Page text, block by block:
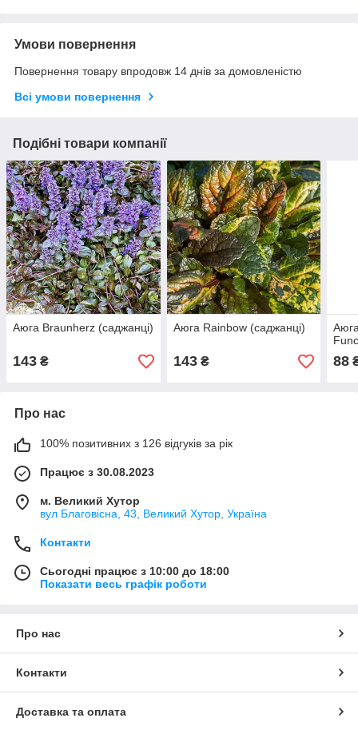
Умови повернення
Повернення товару впродовж 14 днів за домовленістю
Всі умови повернення
Подібні товари компанії
Аюга Braunherz (саджанці)
143 ₴
Аюга Rainbow (саджанці)
143₴ 88
Про нас
100% позитивних з 126 відгуків за рік
Працює з 30.08.2023
м. Великий Хутор
вул Благовісна, 43, Великий Хутор, Україна
Контакти
Сьогодні працює з 10:00 до 18:00
Показати весь графік роботи
Про нас
Контакти
Доставка та оплата